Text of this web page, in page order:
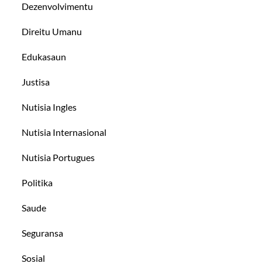
Dezenvolvimentu
Direitu Umanu
Edukasaun
Justisa
Nutisia Ingles
Nutisia Internasional
Nutisia Portugues
Politika
Saude
Seguransa
Sosial